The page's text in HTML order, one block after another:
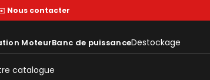
Nous contacter
MoteurBanc de puissanceDestockage